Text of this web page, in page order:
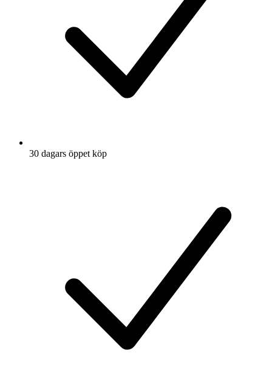
30 dagars öppet köp